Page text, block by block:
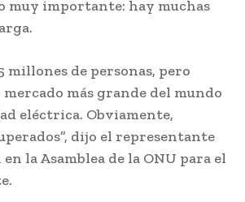
muy importante: hay muchas
millones de personas, pero
más grande del mundo
eléctrica. Obviamente,
dijo el representante
la Asamblea de la ONU para el